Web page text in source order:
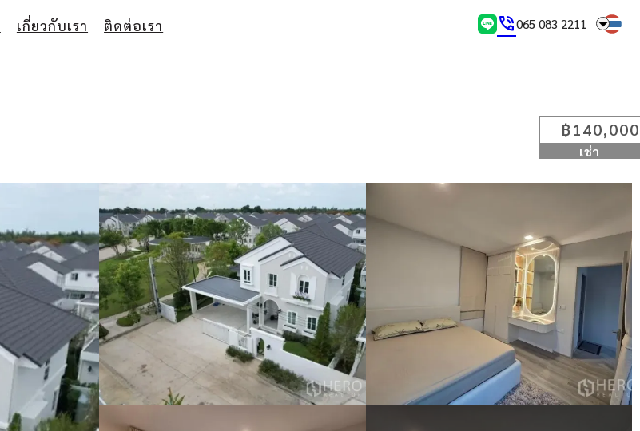
เกี่ยวกับเรา ติดต่อเรา phone_in_talk065 083 2211 arrow_drop_down
฿140,000
เช่า